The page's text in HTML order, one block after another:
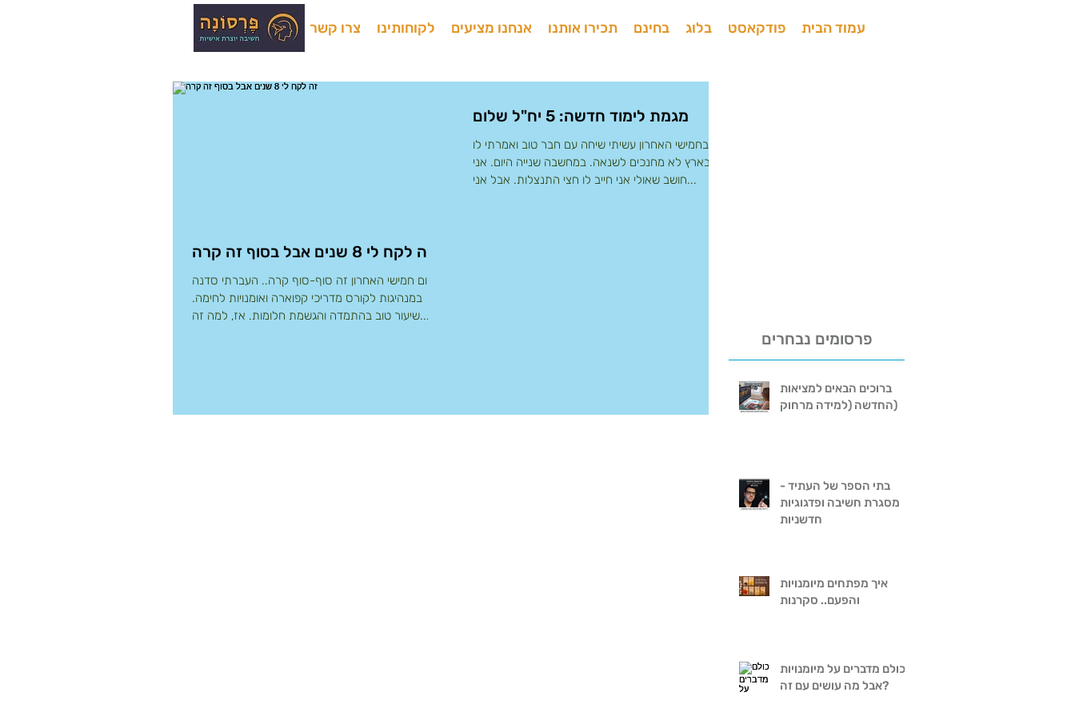
עמוד הבית פודקאסט בלוג בחינם תכירו אותנו אנחנו מציעים לקוחותינו צרו קשר
זה לקח לי 8 שנים אבל בסוף זה קרה
ביום חמישי האחרון זה סוף-סוף קרה.. העברתי סדנה
במנהיגות לקורס מדריכי קפוארה ואומנויות לחימה.
שיעור טוב בהתמדה והגשמת חלומות. אז, למה זה...
מגמת לימוד חדשה: 5 יח"ל שלום
בחמישי האחרון עשיתי שיחה עם חבר טוב ואמרתי לו
שבארץ לא מחנכים לשנאה. במחשבה שנייה היום. אני
חושב שאולי אני חייב לו חצי התנצלות. אבל אני...
פרסומים נבחרים
ברוכים הבאים למציאות
החדשה (למידה מרחוק)
בתי הספר של העתיד -
מסגרת חשיבה ופדגוגיות
חדשניות
איך מפתחים מיומנויות
והפעם.. סקרנות
כולם מדברים על מיומנויות
אבל מה עושים עם זה?